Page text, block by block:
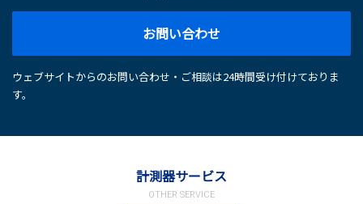
お問い合わせ
ウェブサイトからのお問い合わせ・ご相談は24時間受け付けておりま
す。
計測器サービス
OTHER SERVICE